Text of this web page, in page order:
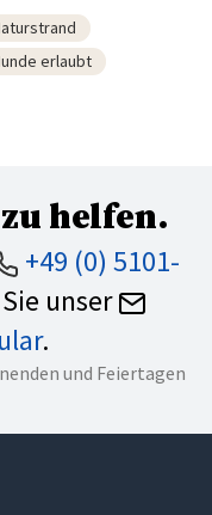
erlaubt
helfen.
+49 (0) 5101-
unser
.
und Feiertagen